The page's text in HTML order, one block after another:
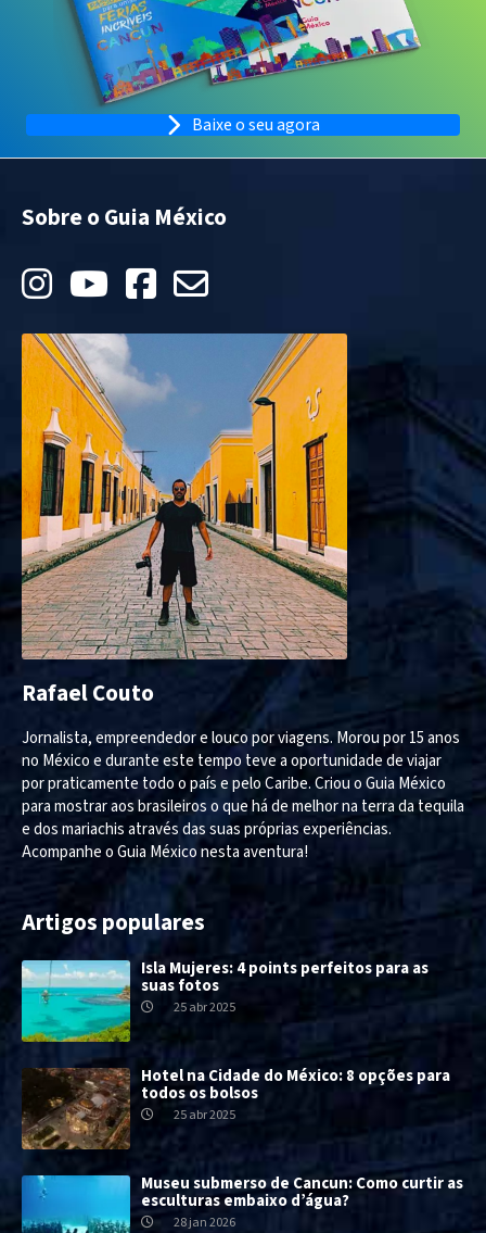
Baixe o seu agora
Sobre o Guia México
Rafael Couto
Jornalista, empreendedor e louco por viagens. Morou por 15 anos
no México e durante este tempo teve a oportunidade de viajar
por praticamente todo o país e pelo Caribe. Criou o Guia México
para mostrar aos brasileiros o que há de melhor na terra da tequila
e dos mariachis através das suas próprias experiências.
Acompanhe o Guia México nesta aventura!
Artigos populares
Isla Mujeres: 4 points perfeitos para as
suas fotos
25 abr 2025
Hotel na Cidade do México: 8 opções para
todos os bolsos
25 abr 2025
Museu submerso de Cancun: Como curtir as
esculturas embaixo d’água?
28 jan 2026